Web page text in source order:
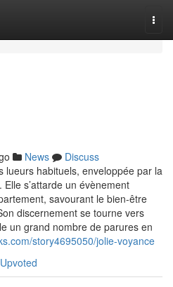
News
Discuss
lueurs habituels, enveloppée par la
s’attarde un évènement
savourant le bien-être
discernement se tourne vers
un grand nombre de parures en
story4695050/jolie-voyance